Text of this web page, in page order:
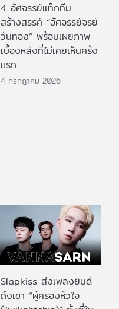
4 อัศจรรย์แท็กทีม
สร้างสรรค์ “อัศจรรย์จรย์
วันทอง” พร้อมเผยภาพ
เบื้องหลังที่ไม่เคยเห็นครั้ง
แรก
4 กรกฎาคม 2026
Slapkiss ส่งเพลงยินดี
ถึงเขา “ผู้ครองหัวใจ